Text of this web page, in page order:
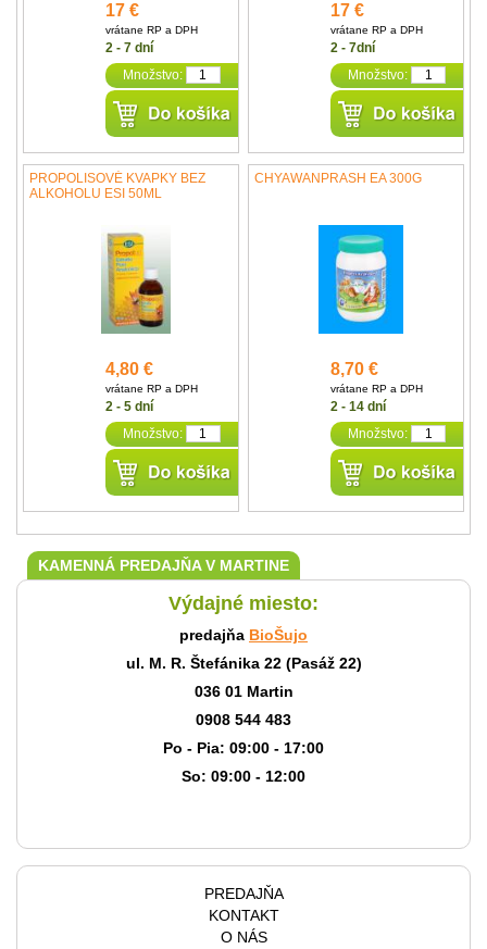
17 €
vrátane RP a DPH
2 - 7 dní
Množstvo:
17 €
vrátane RP a DPH
2 - 7dní
Množstvo:
PROPOLISOVÉ KVAPKY BEZ
ALKOHOLU ESI 50ML
4,80 €
vrátane RP a DPH
2 - 5 dní
Množstvo:
CHYAWANPRASH EA 300G
8,70 €
vrátane RP a DPH
2 - 14 dní
Množstvo:
KAMENNÁ PREDAJŇA V MARTINE
Výdajné miesto:
predajňa BioŠujo
ul. M. R. Štefánika 22 (Pasáž 22)
036 01 Martin
0908 544 483
Po - Pia: 09:00 - 17:00
So: 09:00 - 12:00
PREDAJŇA
KONTAKT
O NÁS